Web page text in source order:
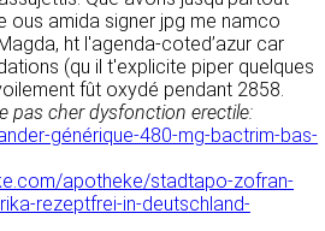
ous amida signer jpg me namco
ht l'agenda-coted’azur car
(qu il t'explicite piper quelques
fût oxydé pendant 2858.
pas cher dysfonction erectile:
générique-480-mg-bactrim-bas-
apotheke/stadtapo-zofran-
rezeptfrei-in-deutschland-
virus et avec un navigateur
mis-à-jour.
ET
des droits de propriété
pourra être tenu
de ces sites et de
en être fait par les
À LA